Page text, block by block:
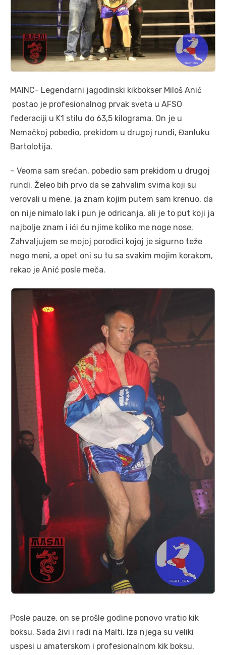
MAINC- Legendarni jagodinski kikbokser Miloš Anić
postao je profesionalnog prvak sveta u AFSO
federaciji u K1 stilu do 63,5 kilograma. On je u
Nemačkoj pobedio, prekidom u drugoj rundi, Đanluku
Bartolotija.
– Veoma sam srećan, pobedio sam prekidom u drugoj
rundi. Želeo bih prvo da se zahvalim svima koji su
verovali u mene, ja znam kojim putem sam krenuo, da
on nije nimalo lak i pun je odricanja, ali je to put koji ja
najbolje znam i ići ću njime koliko me noge nose.
Zahvaljujem se mojoj porodici kojoj je sigurno teže
nego meni, a opet oni su tu sa svakim mojim korakom,
rekao je Anić posle meča.
Posle pauze, on se prošle godine ponovo vratio kik
boksu. Sada živi i radi na Malti. Iza njega su veliki
uspesi u amaterskom i profesionalnom kik boksu.